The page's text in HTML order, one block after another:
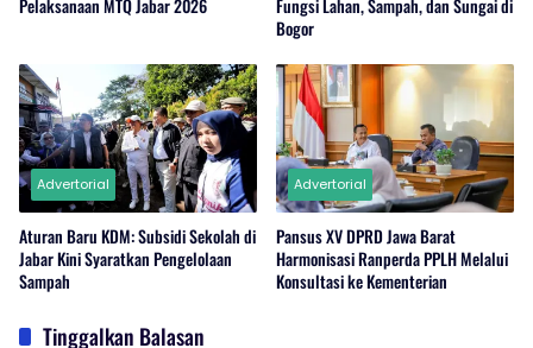
Bogor
Advertorial
Aturan Baru KDM: Subsidi Sekolah di
Jabar Kini Syaratkan Pengelolaan
Sampah
Advertorial
Pansus XV DPRD Jawa Barat
Harmonisasi Ranperda PPLH Melalui
Konsultasi ke Kementerian
Tinggalkan Balasan